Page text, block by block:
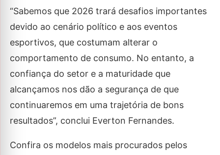
“Sabemos que 2026 trará desafios importantes
devido ao cenário político e aos eventos
esportivos, que costumam alterar o
comportamento de consumo. No entanto, a
confiança do setor e a maturidade que
alcançamos nos dão a segurança de que
continuaremos em uma trajetória de bons
resultados”, conclui Everton Fernandes.
Confira os modelos mais procurados pelos